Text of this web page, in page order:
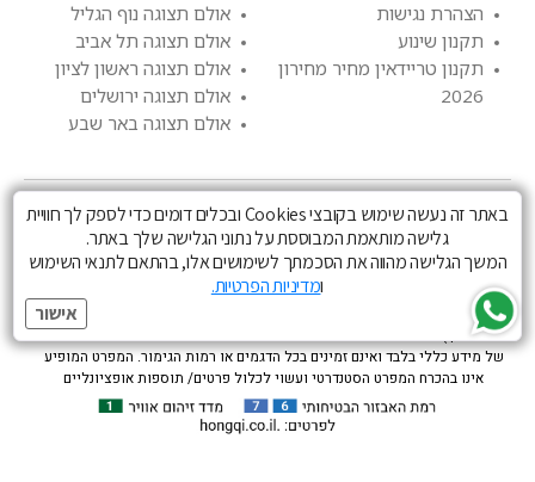
באתר זה נעשה שימוש בקובצי Cookies ובכלים דומים כדי לספק לך חוויית
גלישה מותאמת המבוססת על נתוני הגלישה שלך באתר.
המשך הגלישה מהווה את הסכמתך לשימושים אלו, בהתאם לתנאי השימוש
ומדיניות הפרטיות.
אישור
הצהרת נגישות
תקנון שינוע
תקנון טריידאין מחיר מחירון
2026
אולם תצוגה נוף הגליל
אולם תצוגה תל אביב
אולם תצוגה ראשון לציון
אולם תצוגה ירושלים
אולם תצוגה באר שבע
הצבעים הינם להמחשה בלבד וייתכנו הבדלי גוונים בין הצבעים המופיעים לבין
הצבעים כפי שהם במציאות. השרותים המוצעים כפופים לתנאים והגבלות ( מימון ,
טרייד אין ) וכרוכים בתשלום . התמונות המפרטים והנתונים הנ”ל הינם בעלי אופי
של מידע כללי בלבד ואינם זמינים בכל הדגמים או רמות הגימור. המפרט המופיע
אינו בהכרח המפרט הסטנדרטי ועשוי לכלול פרטים/ תוספות אופציונליים
בתשלום. היצרן והחברה שומרים לעצמם לתקן או לשנות את הנתונים והמפרטים
השונים בכל עת וללא הודעה מוקדמת. המפרט המחייב הוא זה שייכלל בהסכם